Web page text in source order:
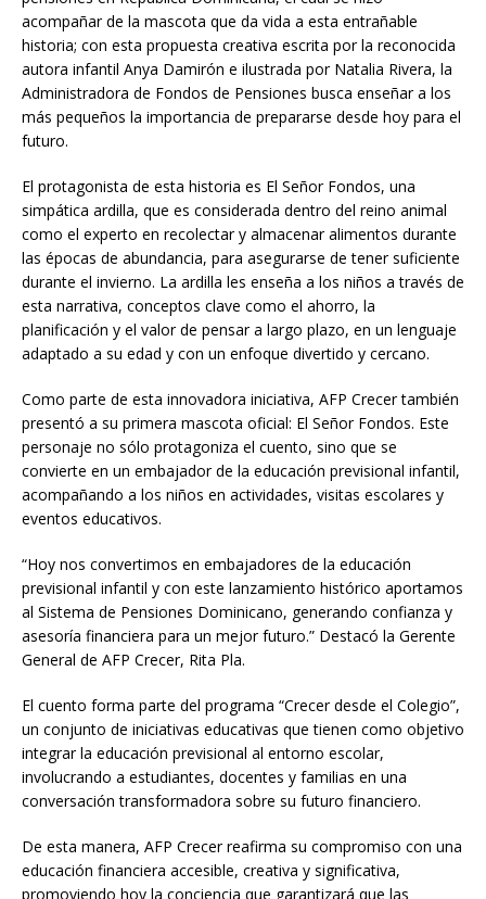
acompañar de la mascota que da vida a esta entrañable
historia; con esta propuesta creativa escrita por la reconocida
autora infantil Anya Damirón e ilustrada por Natalia Rivera, la
Administradora de Fondos de Pensiones busca enseñar a los
más pequeños la importancia de prepararse desde hoy para el
futuro.
El protagonista de esta historia es El Señor Fondos, una
simpática ardilla, que es considerada dentro del reino animal
como el experto en recolectar y almacenar alimentos durante
las épocas de abundancia, para asegurarse de tener suficiente
durante el invierno. La ardilla les enseña a los niños a través de
esta narrativa, conceptos clave como el ahorro, la
planificación y el valor de pensar a largo plazo, en un lenguaje
adaptado a su edad y con un enfoque divertido y cercano.
Como parte de esta innovadora iniciativa, AFP Crecer también
presentó a su primera mascota oficial: El Señor Fondos. Este
personaje no sólo protagoniza el cuento, sino que se
convierte en un embajador de la educación previsional infantil,
acompañando a los niños en actividades, visitas escolares y
eventos educativos.
“Hoy nos convertimos en embajadores de la educación
previsional infantil y con este lanzamiento histórico aportamos
al Sistema de Pensiones Dominicano, generando confianza y
asesoría financiera para un mejor futuro.” Destacó la Gerente
General de AFP Crecer, Rita Pla.
El cuento forma parte del programa “Crecer desde el Colegio”,
un conjunto de iniciativas educativas que tienen como objetivo
integrar la educación previsional al entorno escolar,
involucrando a estudiantes, docentes y familias en una
conversación transformadora sobre su futuro financiero.
De esta manera, AFP Crecer reafirma su compromiso con una
educación financiera accesible, creativa y significativa,
promoviendo hoy la conciencia que garantizará que las